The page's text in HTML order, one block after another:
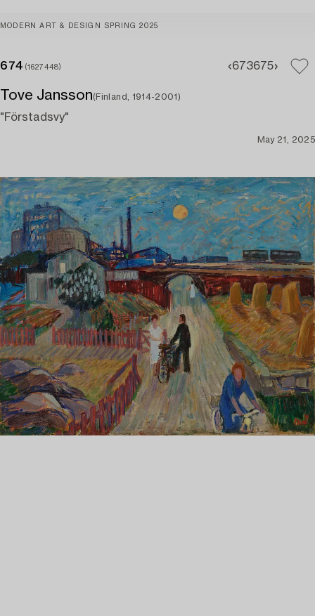
MODERN ART & DESIGN SPRING 2025
674 (1627448) 673675
Tove Jansson(Finland, 1914-2001)
"Förstadsvy"
May 21, 2025